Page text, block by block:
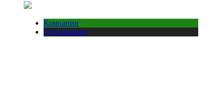
Компании
Публикации